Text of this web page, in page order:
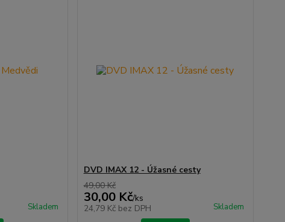
Skladem
DVD IMAX 12 - Úžasné cesty
49,00 Kč
30,00 Kč/ks
24,79 Kč bez DPH Skladem